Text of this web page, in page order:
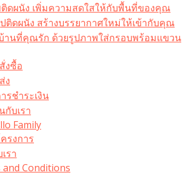
ดผนัง เพิ่มความสดใสให้กับพื้นที่ของคุณ
ติดผนัง สร้างบรรยากาศใหม่ให้เข้ากับคุณ
านที่คุณรัก ด้วยรูปภาพใส่กรอบพร้อมแขวน​
งซื้อ
ง
รชำระเงิน
กับเรา
Family
รงการ
รา
and Conditions